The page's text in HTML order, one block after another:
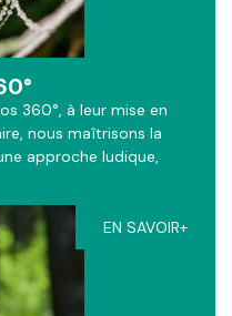
360°, à leur mise en
nous maîtrisons la
approche ludique,
EN SAVOIR+